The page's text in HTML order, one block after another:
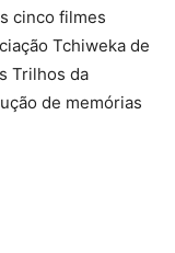
cinco filmes
Tchiweka de
Trilhos da
de memórias